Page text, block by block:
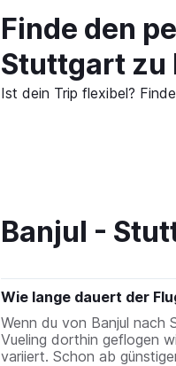
Finde den
Stuttgart zu
Ist dein Trip flexibel?
Banjul -
Wie lange dauert der
Wenn du von Banjul nach
Vueling dorthin geflogen
variiert. Schon ab